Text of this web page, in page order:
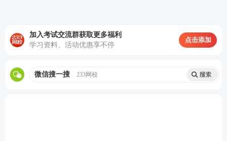
一级建造师工作年限的计算截止时间，统一为考试当
都算到当年的12月31日。
加入考试交流群获取更多福利
学习资料、活动优惠享不停
点击添加
微信搜一搜 233网校